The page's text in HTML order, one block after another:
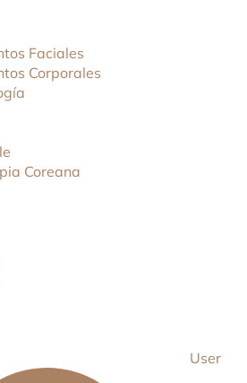
Faciales
Corporales
Coreana
User